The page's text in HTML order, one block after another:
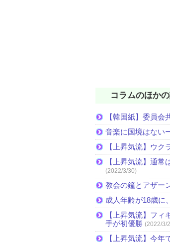
コラムのほか
【韓国紙】委員会
音楽に国境はない
【上昇気流】ウ
【上昇気流】通
(2022/3/30)
教会の鐘とアザー
成人年齢が18歳に
【上昇気流】フ
手が初優勝 (2022/3/
【上昇気流】今